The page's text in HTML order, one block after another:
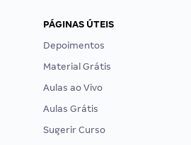
PÁGINAS ÚTEIS
Depoimentos
Material Grátis
Aulas ao Vivo
Aulas Grátis
Sugerir Curso